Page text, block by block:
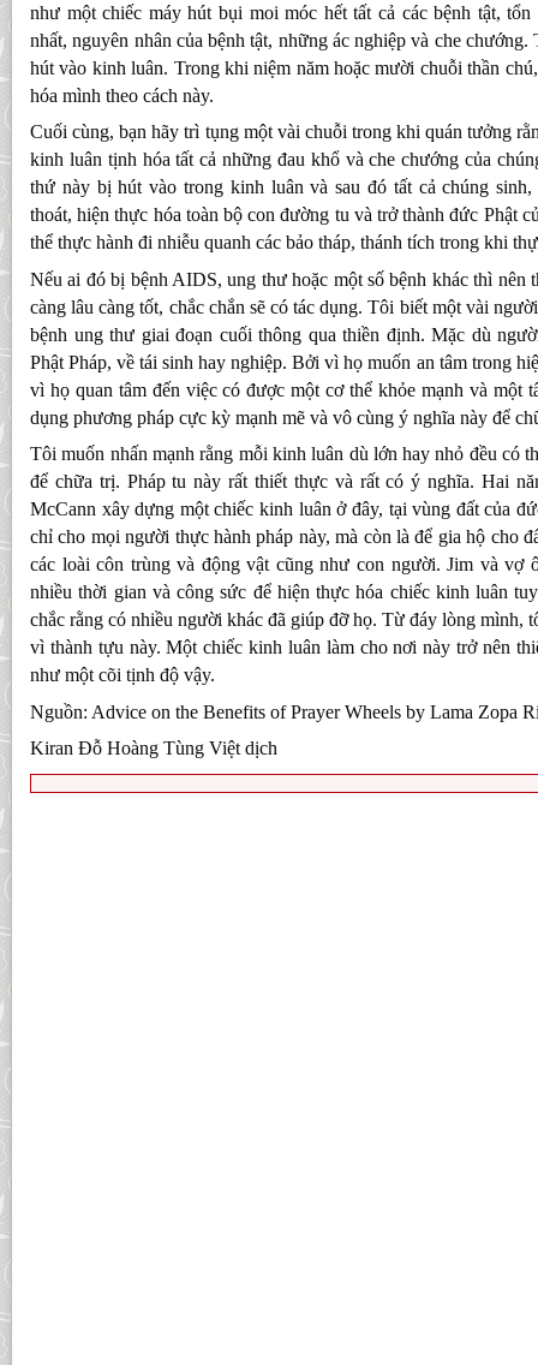
như một chiếc máy hút bụi moi móc hết tất cả các bệnh tật,
nhất, nguyên nhân của bệnh tật, những ác nghiệp và che
hút vào kinh luân. Trong khi niệm năm hoặc mười chuỗi thần
hóa mình theo cách này.
Cuối cùng, bạn hãy trì tụng một vài chuỗi trong khi quán tưởng
kinh luân tịnh hóa tất cả những đau khổ và che chướng của
thứ này bị hút vào trong kinh luân và sau đó tất cả chúng
thoát, hiện thực hóa toàn bộ con đường tu và trở thành đức Phật
thể thực hành đi nhiễu quanh các bảo tháp, thánh tích trong khi
Nếu ai đó bị bệnh AIDS, ung thư hoặc một số bệnh khác thì nên
càng lâu càng tốt, chắc chắn sẽ có tác dụng. Tôi biết một vài
bệnh ung thư giai đoạn cuối thông qua thiền định. Mặc dù
Phật Pháp, về tái sinh hay nghiệp. Bởi vì họ muốn an tâm trong
vì họ quan tâm đến việc có được một cơ thể khỏe mạnh và một
dụng phương pháp cực kỳ mạnh mẽ và vô cùng ý nghĩa này để
Tôi muốn nhấn mạnh rằng mỗi kinh luân dù lớn hay nhỏ đều có
để chữa trị. Pháp tu này rất thiết thực và rất có ý nghĩa. Hai
McCann xây dựng một chiếc kinh luân ở đây, tại vùng đất của
chỉ cho mọi người thực hành pháp này, mà còn là để gia hộ cho
các loài côn trùng và động vật cũng như con người. Jim và vợ
nhiều thời gian và công sức để hiện thực hóa chiếc kinh luân
chắc rằng có nhiều người khác đã giúp đỡ họ. Từ đáy lòng mình,
vì thành tựu này. Một chiếc kinh luân làm cho nơi này trở nên
như một cõi tịnh độ vậy.
Nguồn: Advice on the Benefits of Prayer Wheels by Lama Zopa
Kiran Đỗ Hoàng Tùng Việt dịch